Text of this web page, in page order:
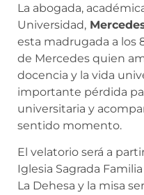
La abogada,
Universidad,
esta madrugada a los
de Mercedes quien
docencia y la vida
importante pérdida
universitaria y
sentido momento.
El velatorio será a
Iglesia Sagrada
La Dehesa y la misa